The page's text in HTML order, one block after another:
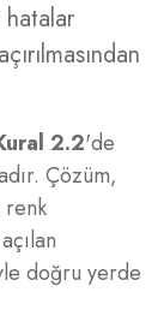
hatalar
2.2'de
Çözüm,
doğru yerde